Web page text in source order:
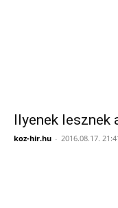
Ilyenek lesznek
koz-hir.hu - 2016.08.17.